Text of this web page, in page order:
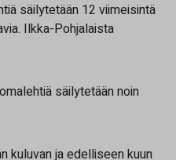
säilytetään 12 viimeisintä
Ilkka-Pohjalaista
säilytetään noin
kuluvan ja edelliseen kuun